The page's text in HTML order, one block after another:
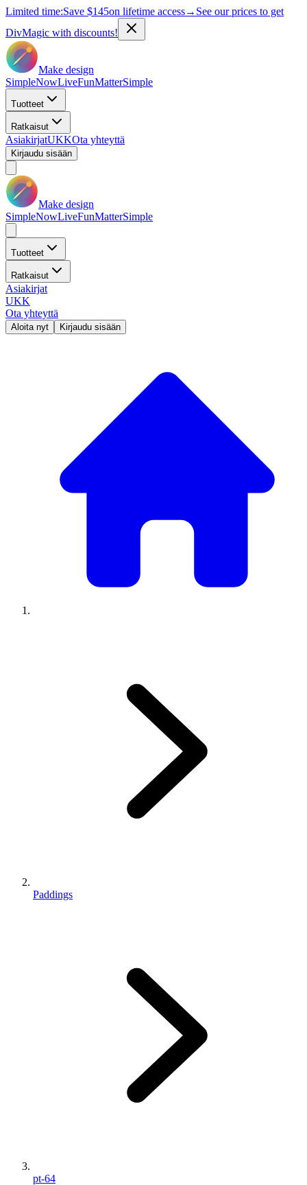
Limited time:Save $145on lifetime access→ See our prices to get
DivMagic with discounts!
Make design
SimpleNowLiveFunMatterSimple
Tuotteet
Ratkaisut
AsiakirjatUKKOta yhteyttä
Kirjaudu sisään
Make design
SimpleNowLiveFunMatterSimple
Tuotteet
Ratkaisut
Asiakirjat
UKK
Ota yhteyttä
Aloita nyt Kirjaudu sisään
Paddings
pt-64